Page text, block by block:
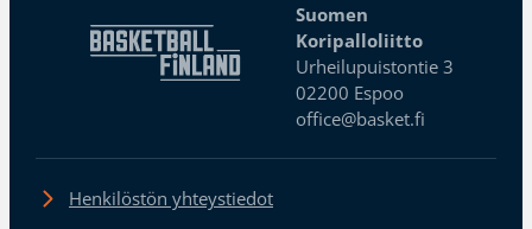
Suomen
Koripalloliitto
Urheilupuistontie 3
02200 Espoo
office@basket.fi
Henkilöstön yhteystiedot